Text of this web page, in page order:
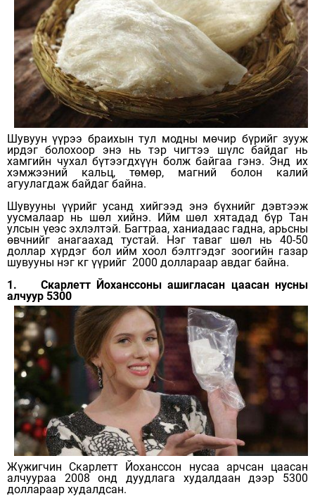
Шувуун үүрээ браихын тул модны мөчир бүрийг зууж
ирдэг болохоор энэ нь тэр чигтээ шүлс байдаг нь
хамгийн чухал бүтээгдхүүн болж байгаа гэнэ. Энд их
хэмжээний кальц, төмөр, магний болон калий
агуулагдаж байдаг байна.
Шувууны үүрийг усанд хийгээд энэ бүхнийг дэвтээж
уусмалаар нь шөл хийнэ. Ийм шөл хятадад бүр Тан
улсын үеэс эхлэлтэй. Багтраа, ханиадаас гадна, арьсны
өвчнийг анагаахад тустай. Нэг таваг шөл нь 40-50
доллар хүрдэг бол ийм хоол бэлтгэдэг зоогийн газар
шувууны нэг кг үүрийг 2000 доллараар авдаг байна.
1. Скарлетт Йоханссоны ашигласан цаасан нусны
алчуур 5300
Жүжигчин Скарлетт Йоханссон нусаа арчсан цаасан
алчуураа 2008 онд дуудлага худалдаан дээр 5300
доллараар худалдсан.